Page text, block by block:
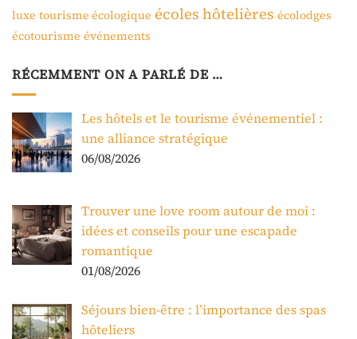
luxe tourisme écologique écoles hôtelières écolodges
écotourisme événements
RÉCEMMENT ON A PARLÉ DE …
Les hôtels et le tourisme événementiel :
une alliance stratégique
06/08/2026
Trouver une love room autour de moi :
idées et conseils pour une escapade
romantique
01/08/2026
Séjours bien-être : l’importance des spas
hôteliers